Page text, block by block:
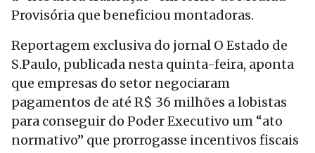
Provisória que beneficiou montadoras.
Reportagem exclusiva do jornal O Estado de
S.Paulo, publicada nesta quinta-feira, aponta
que empresas do setor negociaram
pagamentos de até R$ 36 milhões a lobistas
para conseguir do Poder Executivo um “ato
normativo” que prorrogasse incentivos fiscais